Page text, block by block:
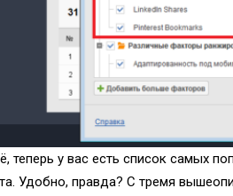
теперь у вас есть список самых
Удобно, правда? С тремя